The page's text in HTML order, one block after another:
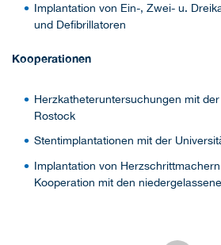
Implantation von Ein-, Zwei- u.
und Defibrillatoren
Kooperationen
Herzkatheteruntersuchungen mit
Rostock
Stentimplantationen mit der
Implantation von
Kooperation mit den